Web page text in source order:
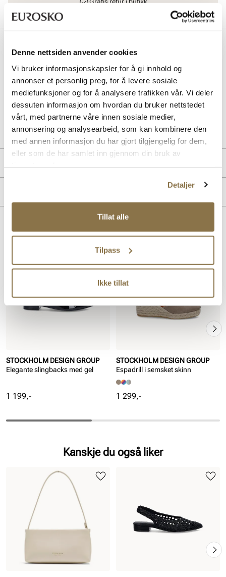
Denne nettsiden anvender cookies
Vi bruker informasjonskapsler for å gi innhold og
annonser et personlig preg, for å levere sosiale
mediefunksjoner og for å analysere trafikken vår. Vi deler
dessuten informasjon om hvordan du bruker nettstedet
vårt, med partnerne våre innen sosiale medier,
annonsering og analysearbeid, som kan kombinere den
med annen informasjon du har gjort tilgjengelig for dem,
eller som de har samlet inn gjennom din bruk av
Detaljer
Tillat alle
Tilpass
Ikke tillat
Elegante, stilrene og moderne interlace mules fra Stockholm Design
Group. Modellen har en myk innersåle med gelè som gir økt komfort
hele dagen, samt en komfortabel yttersåle med en stabil blokkhæl på
6 cm.
Art. nr 41663006
Lev. art. nr26V1186
Lignende produkter
STOCKHOLM DESIGN GROUP
Elegante slingbacks med gel
Pris
1 199,-
STOCKHOLM DESIGN GROUP
Espadrill i semsket skinn
Pris
1 299,-
Kanskje du også liker